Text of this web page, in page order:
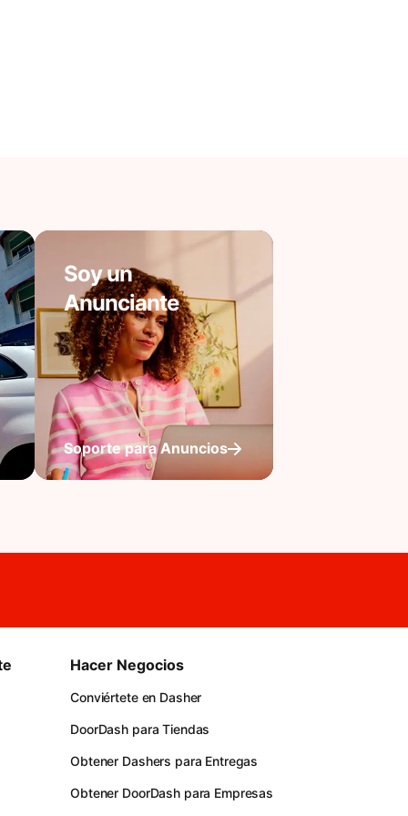
Soy un
Anunciante
Soporte para Anuncios
Hacer Negocios
Conviértete en Dasher
DoorDash para Tiendas
Obtener Dashers para Entregas
Obtener DoorDash para Empresas